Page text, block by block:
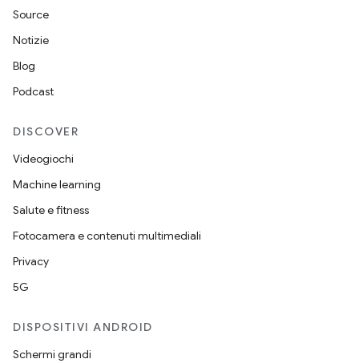
Source
Notizie
Blog
Podcast
DISCOVER
Videogiochi
Machine learning
Salute e fitness
Fotocamera e contenuti multimediali
Privacy
5G
DISPOSITIVI ANDROID
Schermi grandi